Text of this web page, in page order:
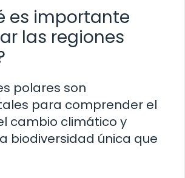
es importante
las regiones
polares son
para comprender el
cambio climático y
biodiversidad única que